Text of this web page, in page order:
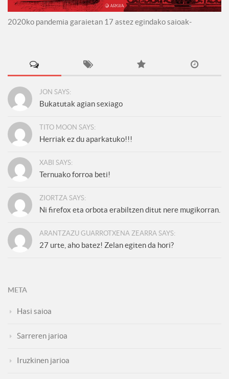
2020ko pandemia garaietan 17 astez egindako saioak-
JON SAYS:
Bukatutak agian sexiago
TITO MOON SAYS:
Herriak ez du aparkatuko!!!
XABI SAYS:
Ternuako forroa beti!
ZIORTZA SAYS:
Ni firefox eta orbota erabiltzen ditut nere mugikorran.
ARANTZAZU GUARROTXENA ZEARRA SAYS:
27 urte, aho batez! Zelan egiten da hori?
META
Hasi saioa
Sarreren jarioa
Iruzkinen jarioa